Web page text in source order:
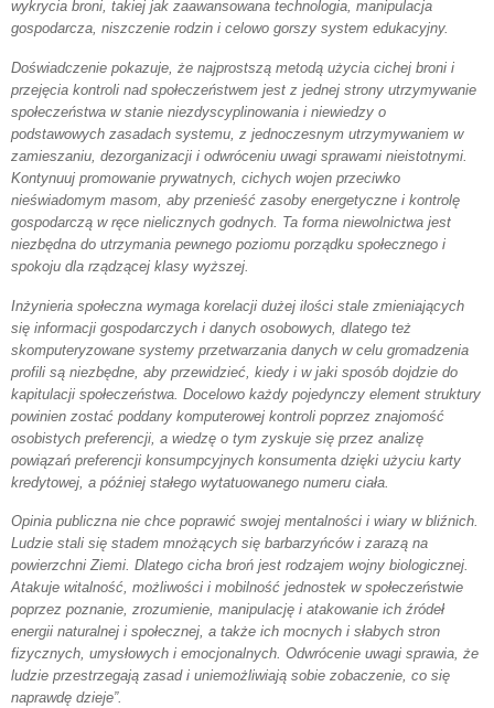
wykrycia broni, takiej jak zaawansowana technologia, manipulacja
gospodarcza, niszczenie rodzin i celowo gorszy system edukacyjny.
Doświadczenie pokazuje, że najprostszą metodą użycia cichej broni i
przejęcia kontroli nad społeczeństwem jest z jednej strony utrzymywanie
społeczeństwa w stanie niezdyscyplinowania i niewiedzy o
podstawowych zasadach systemu, z jednoczesnym utrzymywaniem w
zamieszaniu, dezorganizacji i odwróceniu uwagi sprawami nieistotnymi.
Kontynuuj promowanie prywatnych, cichych wojen przeciwko
nieświadomym masom, aby przenieść zasoby energetyczne i kontrolę
gospodarczą w ręce nielicznych godnych. Ta forma niewolnictwa jest
niezbędna do utrzymania pewnego poziomu porządku społecznego i
spokoju dla rządzącej klasy wyższej.
Inżynieria społeczna wymaga korelacji dużej ilości stale zmieniających
się informacji gospodarczych i danych osobowych, dlatego też
skomputeryzowane systemy przetwarzania danych w celu gromadzenia
profili są niezbędne, aby przewidzieć, kiedy i w jaki sposób dojdzie do
kapitulacji społeczeństwa. Docelowo każdy pojedynczy element struktury
powinien zostać poddany komputerowej kontroli poprzez znajomość
osobistych preferencji, a wiedzę o tym zyskuje się przez analizę
powiązań preferencji konsumpcyjnych konsumenta dzięki użyciu karty
kredytowej, a później stałego wytatuowanego numeru ciała.
Opinia publiczna nie chce poprawić swojej mentalności i wiary w bliźnich.
Ludzie stali się stadem mnożących się barbarzyńców i zarazą na
powierzchni Ziemi. Dlatego cicha broń jest rodzajem wojny biologicznej.
Atakuje witalność, możliwości i mobilność jednostek w społeczeństwie
poprzez poznanie, zrozumienie, manipulację i atakowanie ich źródeł
energii naturalnej i społecznej, a także ich mocnych i słabych stron
fizycznych, umysłowych i emocjonalnych. Odwrócenie uwagi sprawia, że
ludzie przestrzegają zasad i uniemożliwiają sobie zobaczenie, co się
naprawdę dzieje”.